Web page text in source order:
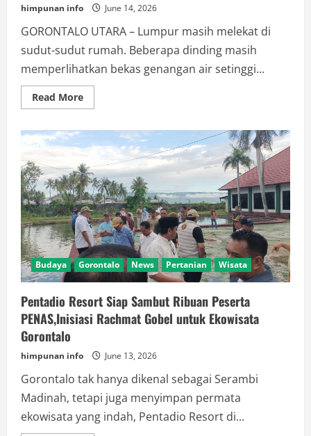
himpunan info June 14, 2026
GORONTALO UTARA – Lumpur masih melekat di
sudut-sudut rumah. Beberapa dinding masih
memperlihatkan bekas genangan air setinggi...
Read MoreRead
more
di
Didingga,Menjemput
Harapan
dari
Balik
Lumpur
Banjir
Biau
Budaya Gorontalo News Pertanian Wisata
Pentadio Resort Siap Sambut Ribuan Peserta
PENAS,Inisiasi Rachmat Gobel untuk Ekowisata
Gorontalo
himpunan info June 13, 2026
Gorontalo tak hanya dikenal sebagai Serambi
Madinah, tetapi juga menyimpan permata
ekowisata yang indah, Pentadio Resort di...